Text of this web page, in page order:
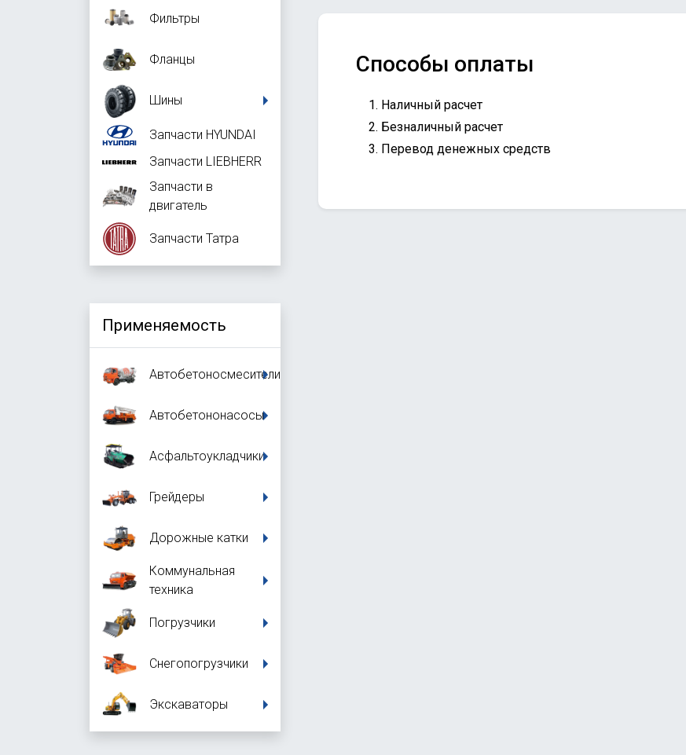
Фильтры
Фланцы
Шины
Запчасти HYUNDAI
Запчасти LIEBHERR
Запчасти в
двигатель
Запчасти Татра
Применяемость
Автобетоносмесители
Автобетононасосы
Асфальтоукладчики
Грейдеры
Дорожные катки
Коммунальная
техника
Погрузчики
Снегопогрузчики
Экскаваторы
Способы оплаты
Наличный расчет
Безналичный расчет
Перевод денежных средств